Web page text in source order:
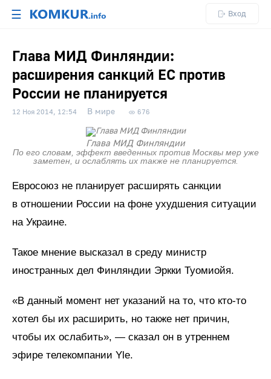
☰ Вход
Глава МИД Финляндии:
расширения санкций ЕС против
России не планируется
12 Ноя 2014, 12:54 В мире 676
Глава МИД Финляндии
По его словам, эффект введенных против Москвы мер уже
заметен, и ослаблять их также не планируется.
Евросоюз не планирует расширять санкции
в отношении России на фоне ухудшения ситуации
на Украине.
Такое мнение высказал в среду министр
иностранных дел Финляндии Эркки Туомиойя.
«В данный момент нет указаний на то, что кто-то
хотел бы их расширить, но также нет причин,
чтобы их ослабить», — сказал он в утреннем
эфире телекомпании Yle.